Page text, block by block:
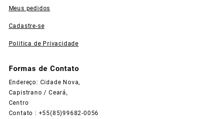
Meus pedidos
Cadastre-se
Politica de Privacidade
Formas de Contato
Endereço: Cidade Nova,
Capistrano / Ceará,
Centro
Contato : +55(85)99682-0056